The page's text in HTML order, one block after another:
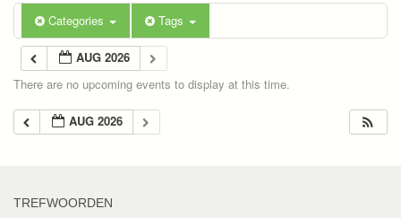
Categories Tags
AUG 2026
There are no upcoming events to display at this time.
AUG 2026
TREFWOORDEN